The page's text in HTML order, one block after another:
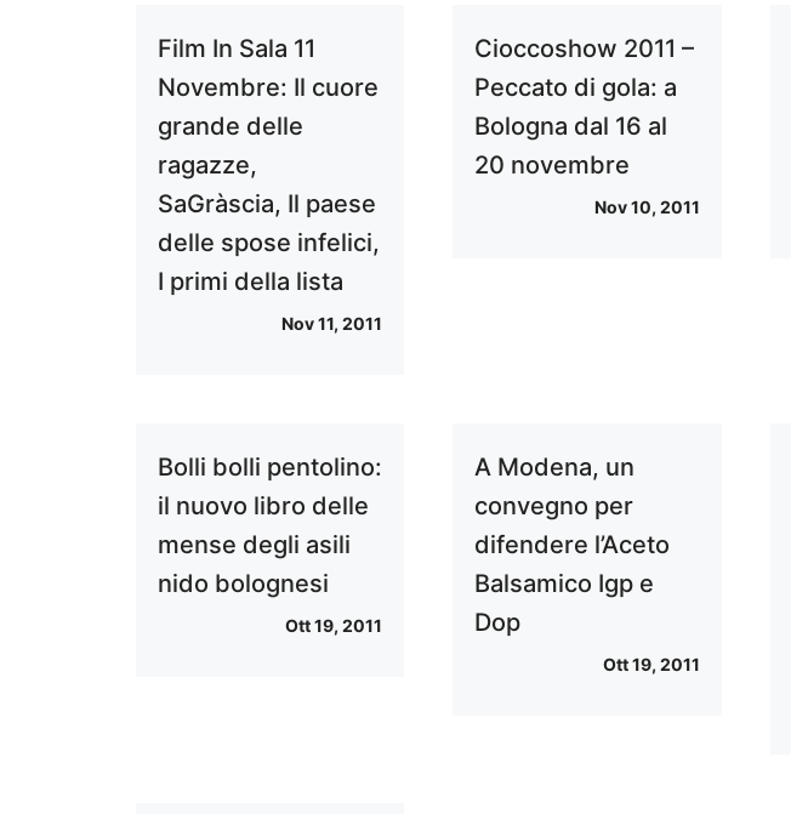
Film In Sala 11
Novembre: Il cuore
grande delle
ragazze,
SaGràscia, Il paese
delle spose infelici,
I primi della lista
Nov 11, 2011
Cioccoshow 2011 –
Peccato di gola: a
Bologna dal 16 al
20 novembre
Nov 10, 2011
Bolli bolli pentolino:
il nuovo libro delle
mense degli asili
nido bolognesi
Ott 19, 2011
A Modena, un
convegno per
difendere l’Aceto
Balsamico Igp e
Dop
Ott 19, 2011